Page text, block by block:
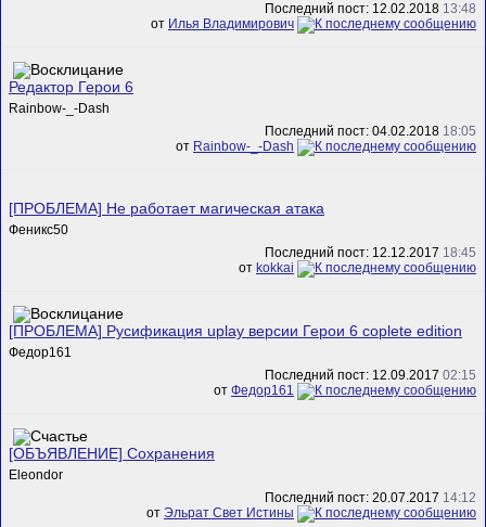
Последний пост: 12.02.2018 13:48
от Илья Владимирович
Редактор Герои 6
Rainbow-_-Dash
Последний пост: 04.02.2018 18:05
от Rainbow-_-Dash
[ПРОБЛЕМА] Не работает магическая атака
Феникс50
Последний пост: 12.12.2017 18:45
от kokkai
[ПРОБЛЕМА] Русификация uplay версии Герои 6 coplete edition
Федор161
Последний пост: 12.09.2017 02:15
от Федор161
[ОБЪЯВЛЕНИЕ] Сохранения
Eleondor
Последний пост: 20.07.2017 14:12
от Эльрат Свет Истины